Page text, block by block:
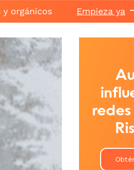
y orgánicos Empieza ya